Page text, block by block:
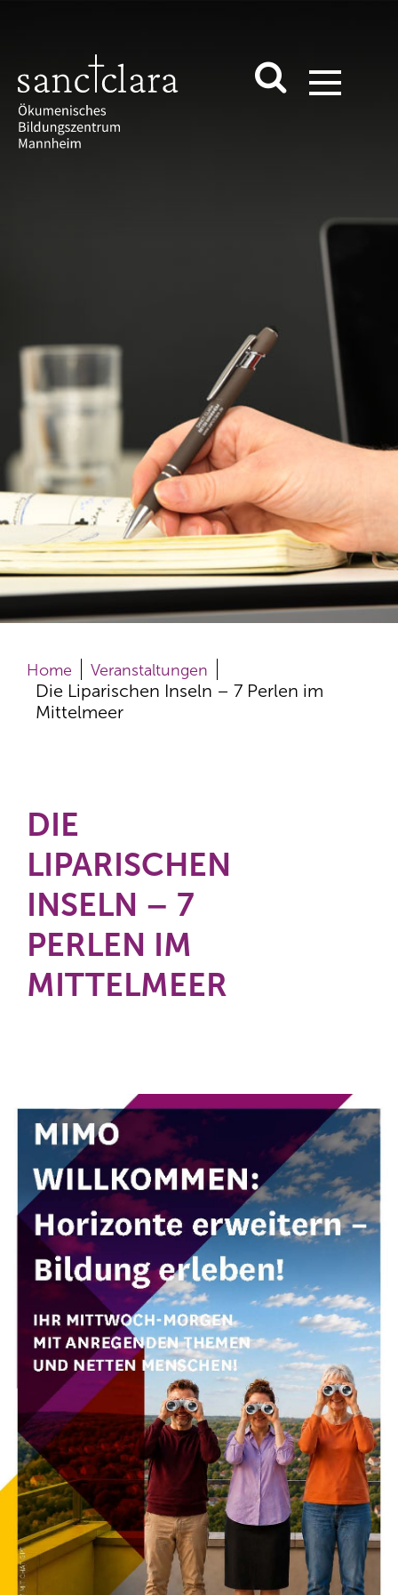
Home Veranstaltungen
Die Liparischen Inseln – 7 Perlen im
Mittelmeer
DIE
LIPARISCHEN
INSELN – 7
PERLEN IM
MITTELMEER